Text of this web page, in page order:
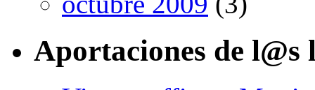
Aportaciones de l@s